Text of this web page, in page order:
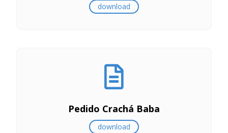
download
Pedido Crachá Baba
download